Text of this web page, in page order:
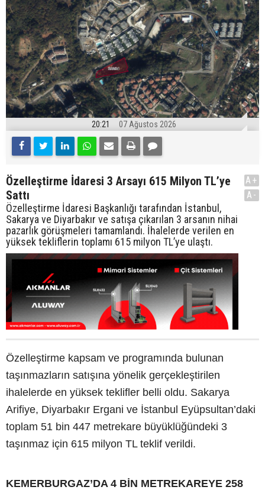
20:21 07 Ağustos 2026
Özelleştirme İdaresi 3 Arsayı 615 Milyon TL’ye
Sattı
Özelleştirme İdaresi Başkanlığı tarafından İstanbul,
Sakarya ve Diyarbakır ve satışa çıkarılan 3 arsanın nihai
pazarlık görüşmeleri tamamlandı. İhalelerde verilen en
yüksek tekliflerin toplamı 615 milyon TL’ye ulaştı.
A+
A-
Özelleştirme kapsam ve programında bulunan
taşınmazların satışına yönelik gerçekleştirilen
ihalelerde en yüksek teklifler belli oldu. Sakarya
Arifiye, Diyarbakır Ergani ve İstanbul Eyüpsultan’daki
toplam 51 bin 447 metrekare büyüklüğündeki 3
taşınmaz için 615 milyon TL teklif verildi.
KEMERBURGAZ’DA 4 BİN METREKAREYE 258